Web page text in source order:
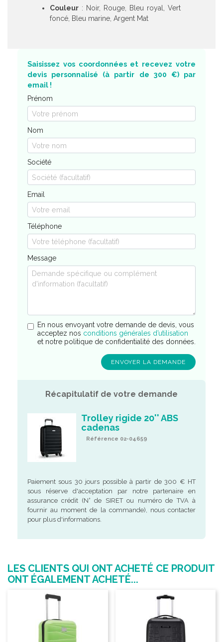
Couleur : Noir, Rouge, Bleu royal, Vert
foncé, Bleu marine, Argent Mat
Saisissez vos coordonnées et recevez votre
devis personnalisé (à partir de 300 €) par
email !
Prénom
Nom
Société
Email
Téléphone
Message
En nous envoyant votre demande de devis, vous
acceptez nos conditions générales d’utilisation
et notre politique de confidentialité des données.
Récapitulatif de votre demande
Trolley rigide 20'' ABS
cadenas
Référence 02-04659
Paiement sous 30 jours possible à partir de 300 € HT
sous réserve d'acceptation par notre partenaire en
assurance crédit (N° de SIRET ou numéro de TVA à
fournir au moment de la commande), nous contacter
pour plus d'informations.
LES CLIENTS QUI ONT ACHETÉ CE PRODUIT
ONT ÉGALEMENT ACHETÉ...